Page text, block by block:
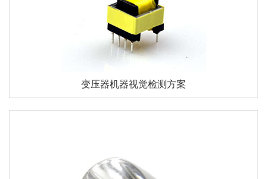
变压器机器视觉检测方案